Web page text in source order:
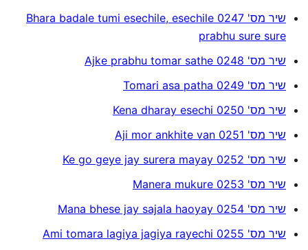
שיר מס' 0247 Bhara badale tumi esechile, esechile
prabhu sure sure
שיר מס' 0248 Ajke prabhu tomar sathe
שיר מס' 0249 Tomari asa patha
שיר מס' 0250 Kena dharay esechi
שיר מס' 0251 Aji mor ankhite van
שיר מס' 0252 Ke go geye jay surera mayay
שיר מס' 0253 Manera mukure
שיר מס' 0254 Mana bhese jay sajala haoyay
שיר מס' 0255 Ami tomara lagiya jagiya rayechi